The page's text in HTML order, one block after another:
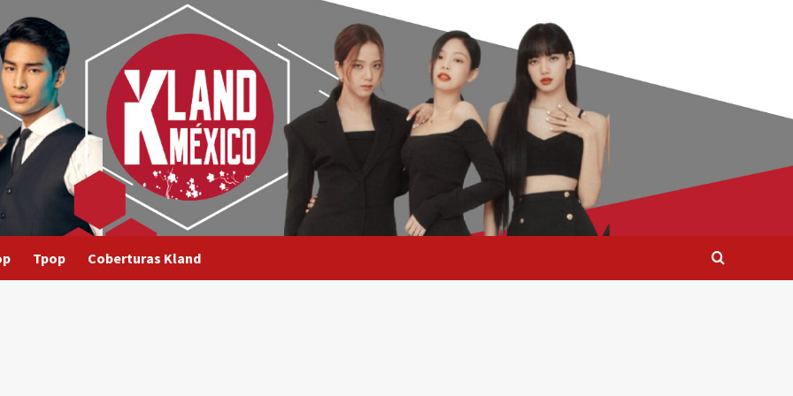
Tpop Coberturas Kland